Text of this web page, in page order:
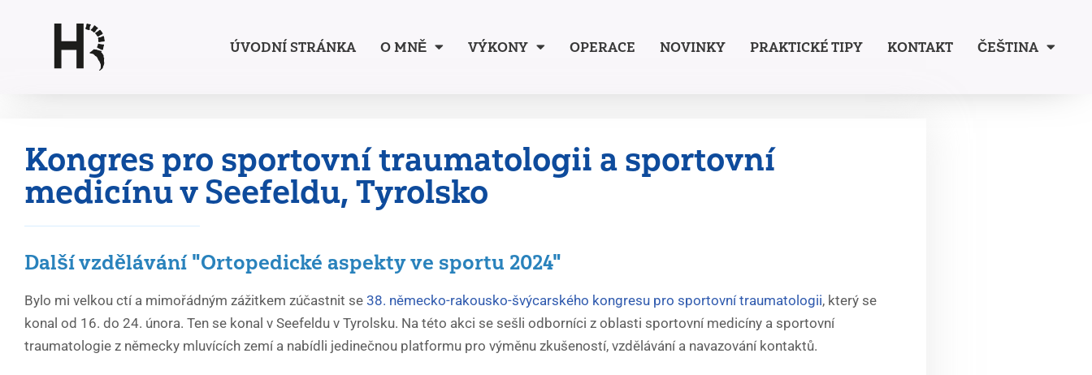
Přeskočit
ÚVODNÍ STRÁNKA O MNĚ VÝKONY OPERACE NOVINKY PRAKTICKÉ TIPY KONTAKT ČEŠTINA
Kongres pro sportovní traumatologii a sportovní
medicínu v Seefeldu, Tyrolsko
Další vzdělávání "Ortopedické aspekty ve sportu 2024"
Bylo mi velkou ctí a mimořádným zážitkem zúčastnit se 38. německo-rakousko-švýcarského kongresu pro sportovní traumatologii, který se
konal od 16. do 24. února. Ten se konal v Seefeldu v Tyrolsku. Na této akci se sešli odborníci z oblasti sportovní medicíny a sportovní
traumatologie z německy mluvících zemí a nabídli jedinečnou platformu pro výměnu zkušeností, vzdělávání a navazování kontaktů.